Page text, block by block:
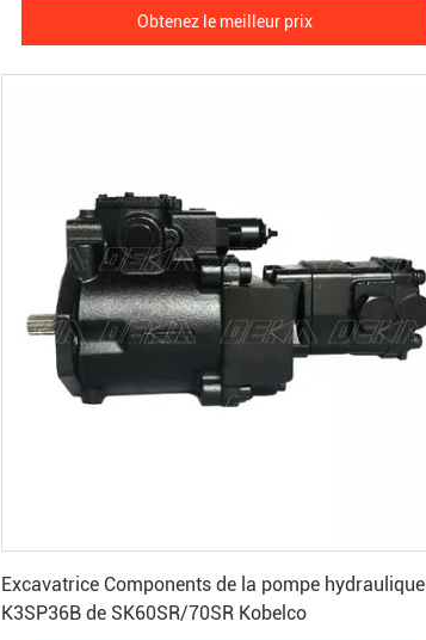
Obtenez le meilleur prix
Excavatrice Components de la pompe hydraulique
K3SP36B de SK60SR/70SR Kobelco